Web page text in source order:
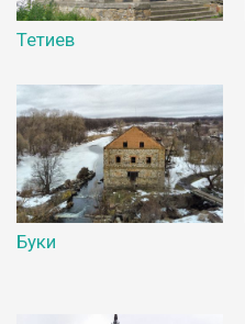
Тетиев
Буки